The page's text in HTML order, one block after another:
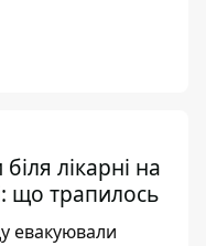
лікарні на
що трапилось
евакуювали